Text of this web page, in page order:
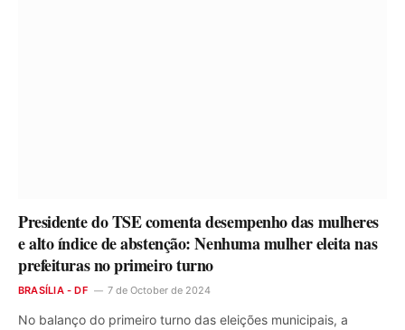
Presidente do TSE comenta desempenho das mulheres
e alto índice de abstenção: Nenhuma mulher eleita nas
prefeituras no primeiro turno
BRASÍLIA - DF 7 de October de 2024
No balanço do primeiro turno das eleições municipais, a